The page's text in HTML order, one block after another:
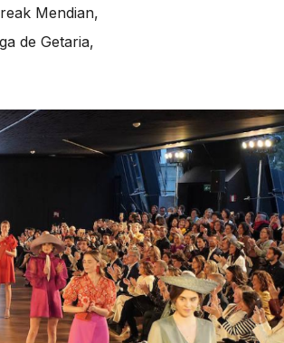
Mendian,
de Getaria,